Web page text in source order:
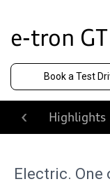
e-tron
Book a Test
Highlights
‹
Electric. One